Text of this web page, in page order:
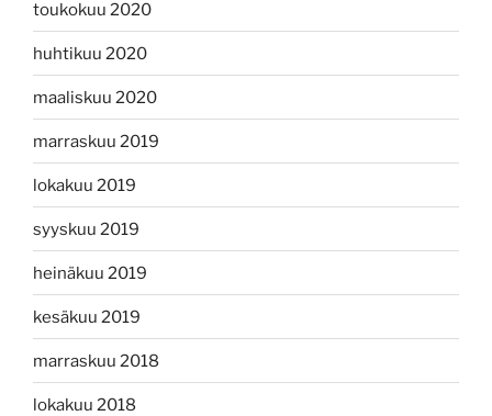
toukokuu 2020
huhtikuu 2020
maaliskuu 2020
marraskuu 2019
lokakuu 2019
syyskuu 2019
heinäkuu 2019
kesäkuu 2019
marraskuu 2018
lokakuu 2018